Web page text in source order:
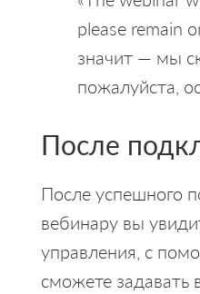
please remain
значит — мы
пожалуйста,
После
После успешного
вебинару вы
управления, с
сможете